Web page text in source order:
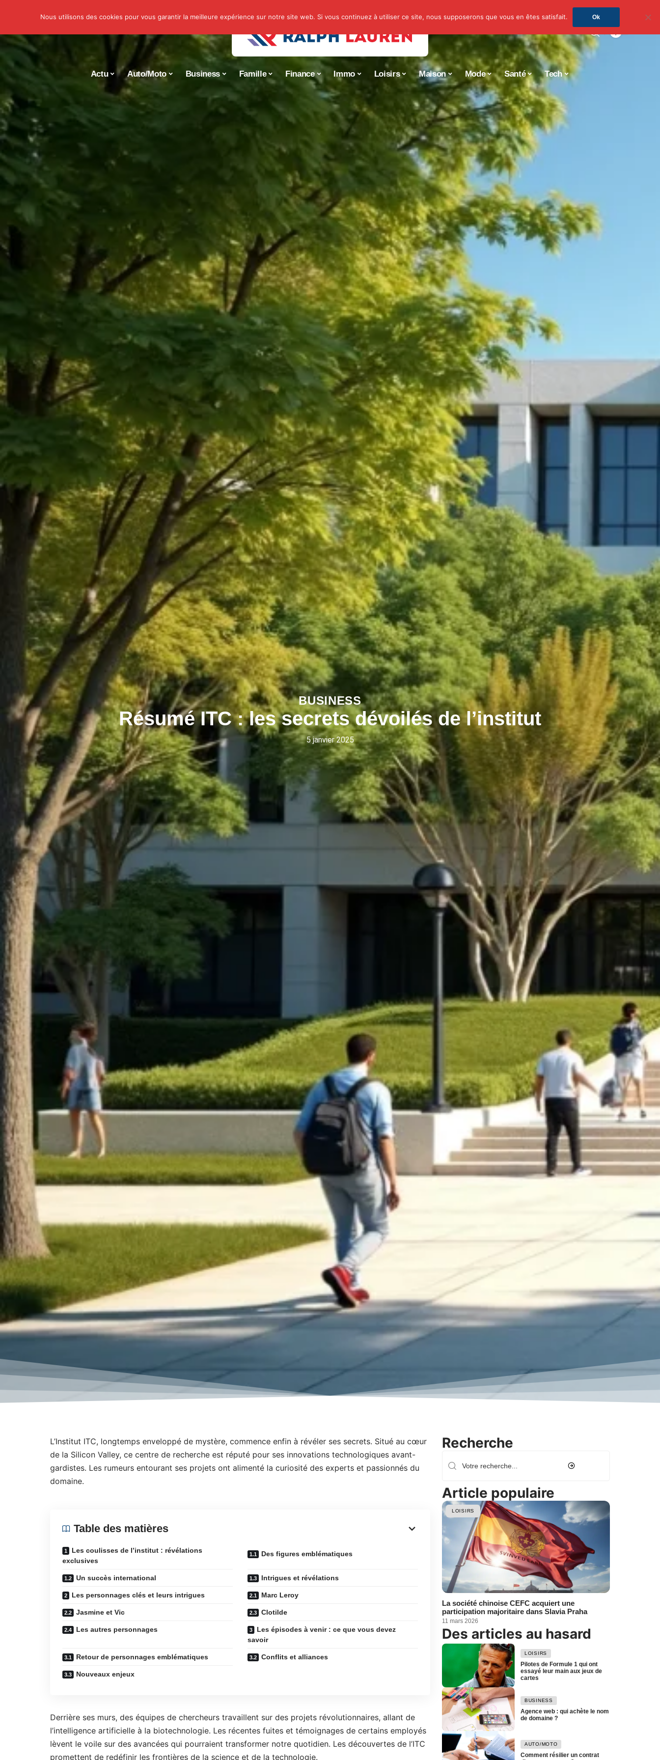
Actu Auto/Moto Business Famille Finance Immo Loisirs Maison Mode Santé Tech
BUSINESS
Résumé ITC : les secrets dévoilés de l’institut
5 janvier 2025
L’Institut ITC, longtemps enveloppé de mystère, commence enfin à révéler ses secrets. Situé au cœur
de la Silicon Valley, ce centre de recherche est réputé pour ses innovations technologiques avant-
gardistes. Les rumeurs entourant ses projets ont alimenté la curiosité des experts et passionnés du
domaine.
Table des matières
Les coulisses de l’institut : révélations
exclusives
Des figures emblématiques
Un succès international Intrigues et révélations
Les personnages clés et leurs intrigues Marc Leroy
Jasmine et Vic Clotilde
Les autres personnages
Les épisodes à venir : ce que vous devez
savoir
Retour de personnages emblématiques Conflits et alliances
Nouveaux enjeux
Derrière ses murs, des équipes de chercheurs travaillent sur des projets révolutionnaires, allant de
l’intelligence artificielle à la biotechnologie. Les récentes fuites et témoignages de certains employés
lèvent le voile sur des avancées qui pourraient transformer notre quotidien. Les découvertes de l’ITC
promettent de redéfinir les frontières de la science et de la technologie.
Recherche
Article populaire
LOISIRS
La société chinoise CEFC acquiert une
participation majoritaire dans Slavia Praha
11 mars 2026
Des articles au hasard
LOISIRS
Pilotes de Formule 1 qui ont
essayé leur main aux jeux de
cartes
BUSINESS
Agence web : qui achète le nom
de domaine ?
AUTO/MOTO
Comment résilier un contrat
Nous utilisons des cookies pour vous garantir la meilleure expérience sur notre site web. Si vous continuez à utiliser ce site, nous supposerons que vous en êtes satisfait. Ok